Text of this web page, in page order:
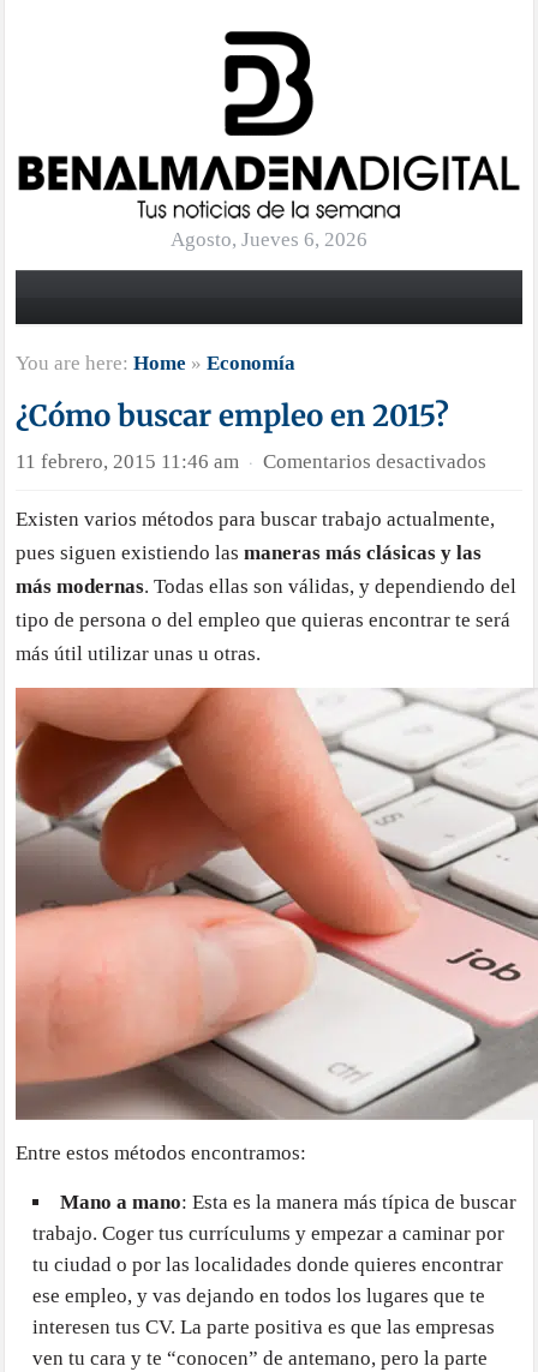
Agosto, Jueves 6, 2026
You are here:Home »Economía
¿Cómo buscar empleo en 2015?
11 febrero, 2015 11:46 am · Comentarios desactivados
en
2015?
Existen varios métodos para buscar trabajo actualmente,
pues siguen existiendo lasmaneras más clásicas y las
más modernas. Todas ellas son válidas, y dependiendo del
tipo de persona o del empleo que quieras encontrar te será
más útil utilizar unas u otras.
Entre estos métodos encontramos:
Mano a mano: Esta es la manera más típica de buscar
trabajo. Coger tus currículums y empezar a caminar por
tu ciudad o por las localidades donde quieres encontrar
ese empleo, y vas dejando en todos los lugares que te
interesen tus CV. La parte positiva es que las empresas
ven tu cara y te “conocen” de antemano, pero la parte